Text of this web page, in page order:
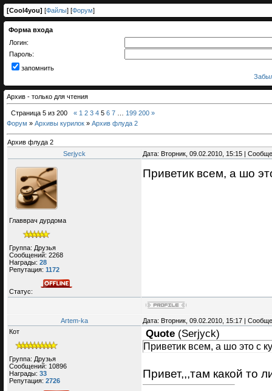
[Cool4you] [Файлы] [Форум]
Форма входа
Логин:
Пароль:
запомнить
Архив - только для чтения
Страница 5 из 200 « 1 2 3 4 5 6 7 199 200 »
Форум » Архивы курилок » Архив флуда 2
Архив флуда 2
Serjyck
Дата: Вторник, 09.02.2010, 15:15 |
Главврач дурдома
Группа: Друзья
Сообщений: 2268
Награды: 28
Репутация: 1172
Статус:
Приветик всем, а шо
Artem-ka
Дата: Вторник, 09.02.2010, 15:17 |
Кот
Группа: Друзья
Сообщений: 10896
Награды: 33
Репутация: 2726
Quote (Serjyck)
Приветик всем, а шо это с
Привет,,,там какой то